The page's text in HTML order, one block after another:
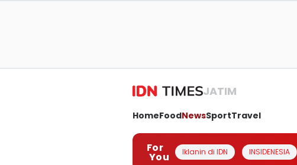
JATIM
HomeFoodNewsSportTravel
For
You Iklanin di IDN INSIDENESIA